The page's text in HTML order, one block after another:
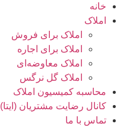
خانه
املاک
املاک برای فروش
املاک برای اجاره
املاک معاوضه‌ای
املاک گل نرگس
محاسبه کمیسیون املاک
کانال رضایت مشتریان (ایتا)
تماس با ما